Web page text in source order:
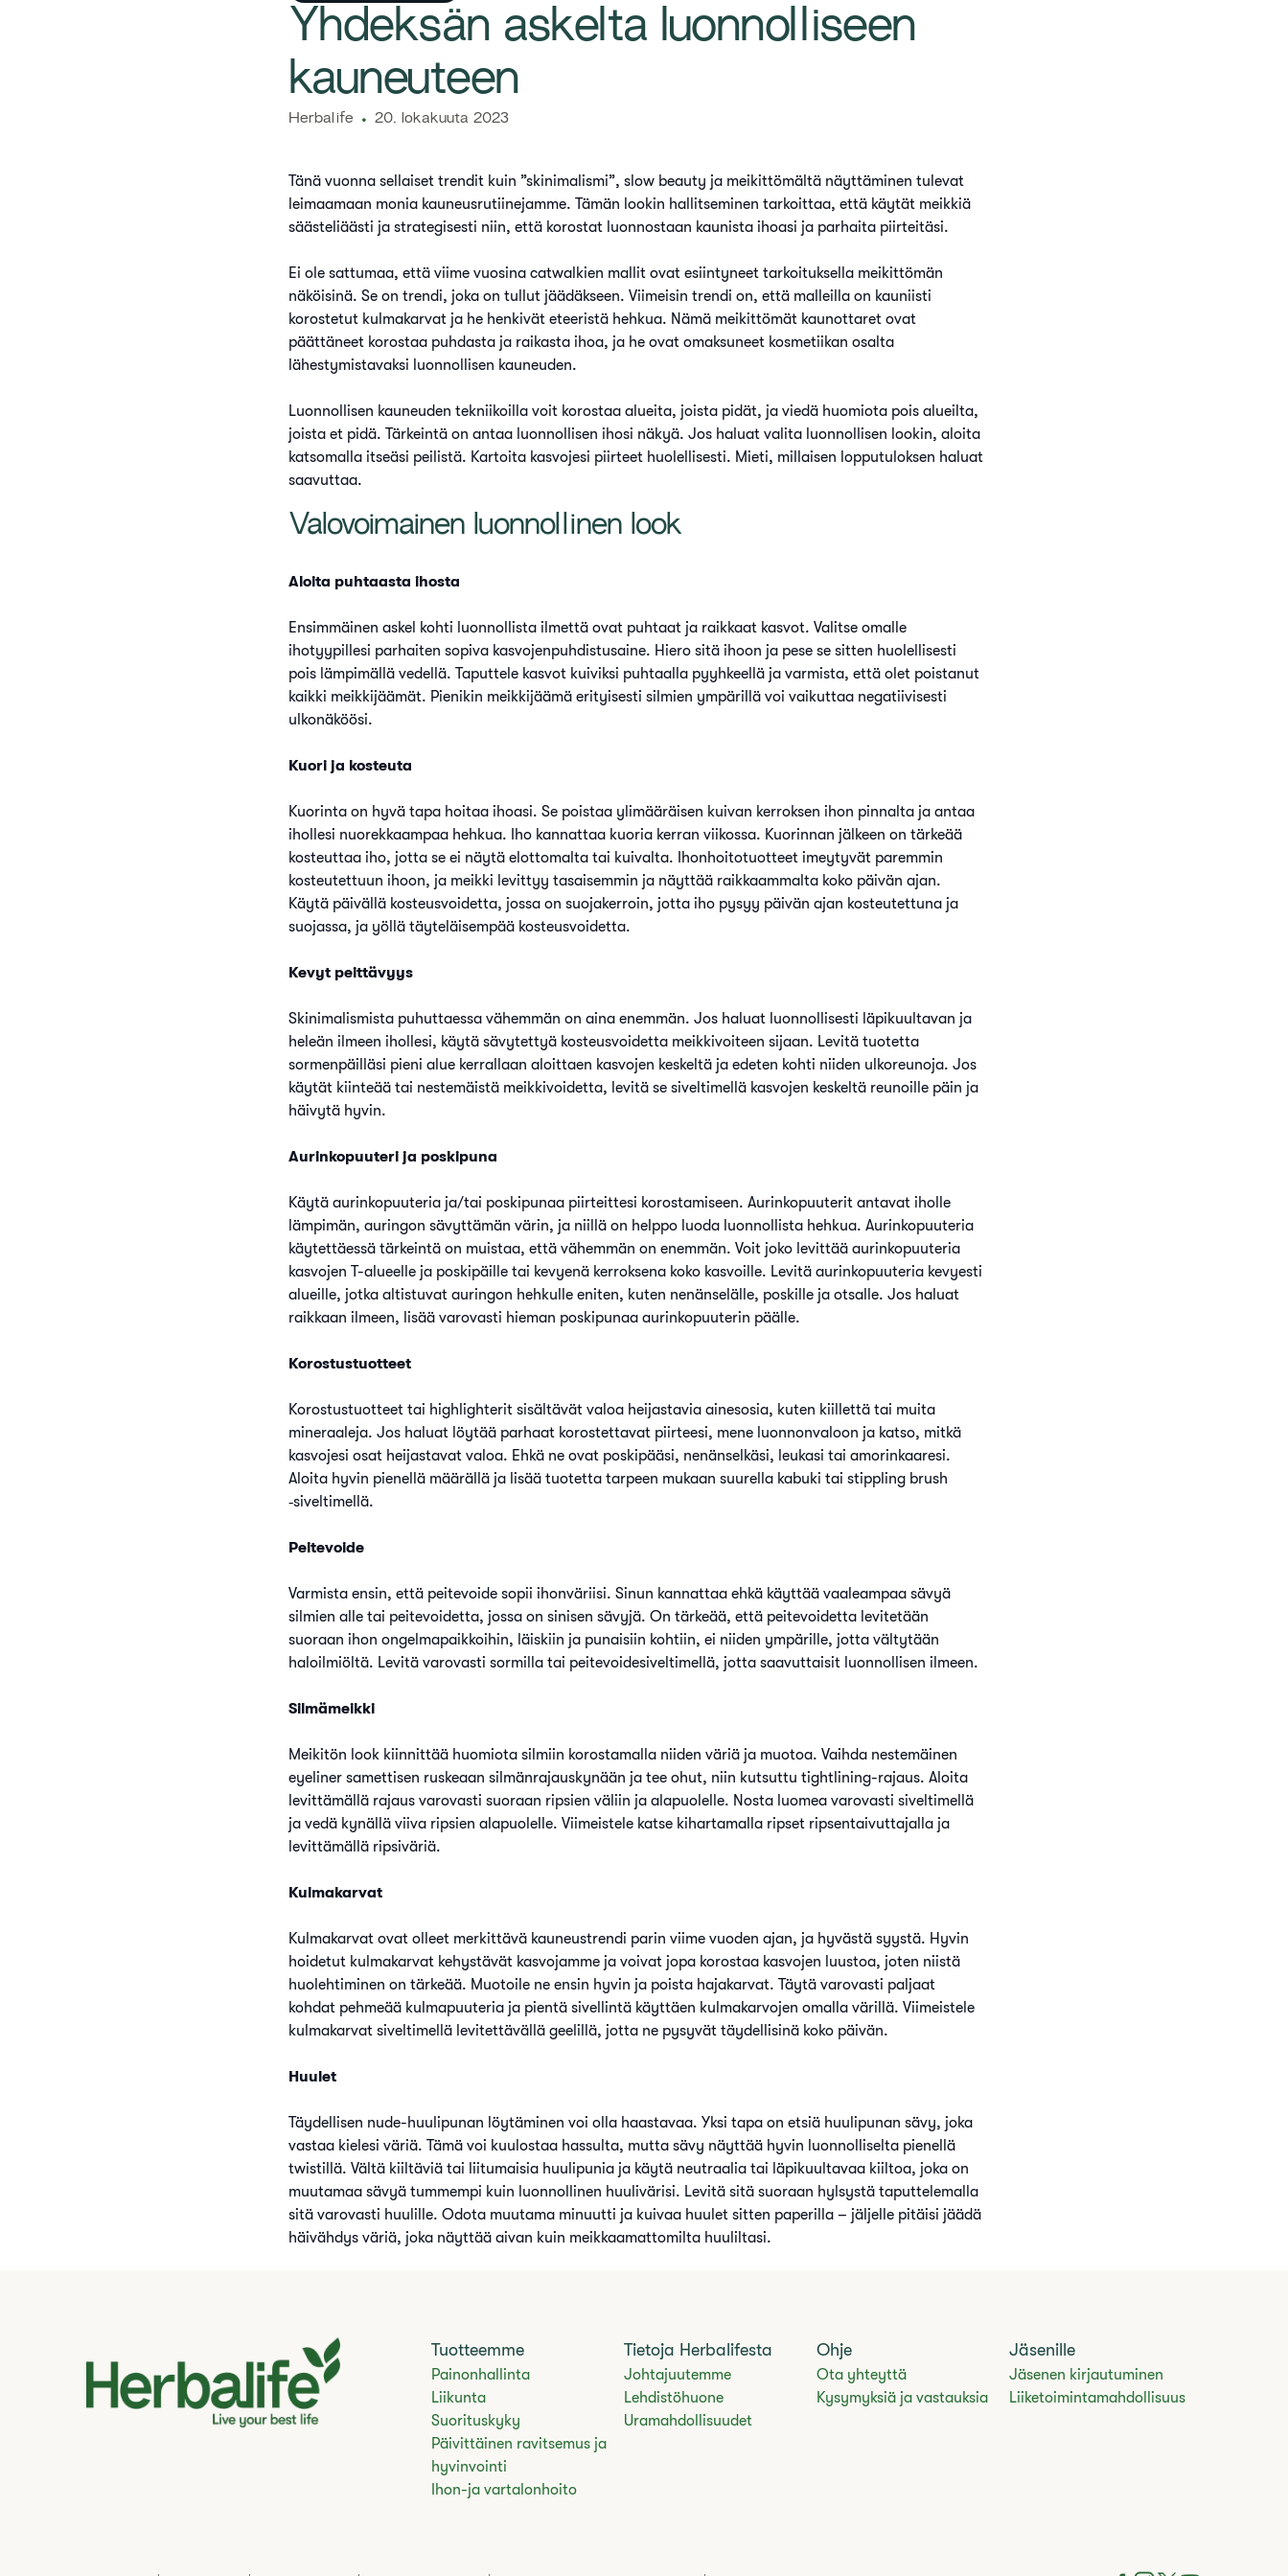
​Yhdeksän askelta luonnolliseen
kauneuteen
Herbalife 20. lokakuuta 2023
Tänä vuonna sellaiset trendit kuin ”skinimalismi”, slow beauty ja meikittömältä näyttäminen tulevat
leimaamaan monia kauneusrutiinejamme. Tämän lookin hallitseminen tarkoittaa, että käytät meikkiä
säästeliäästi ja strategisesti niin, että korostat luonnostaan kaunista ihoasi ja parhaita piirteitäsi.
Ei ole sattumaa, että viime vuosina catwalkien mallit ovat esiintyneet tarkoituksella meikittömän
näköisinä. Se on trendi, joka on tullut jäädäkseen. Viimeisin trendi on, että malleilla on kauniisti
korostetut kulmakarvat ja he henkivät eteeristä hehkua. Nämä meikittömät kaunottaret ovat
päättäneet korostaa puhdasta ja raikasta ihoa, ja he ovat omaksuneet kosmetiikan osalta
lähestymistavaksi luonnollisen kauneuden.
Luonnollisen kauneuden tekniikoilla voit korostaa alueita, joista pidät, ja viedä huomiota pois alueilta,
joista et pidä. Tärkeintä on antaa luonnollisen ihosi näkyä. Jos haluat valita luonnollisen lookin, aloita
katsomalla itseäsi peilistä. Kartoita kasvojesi piirteet huolellisesti. Mieti, millaisen lopputuloksen haluat
saavuttaa.
Valovoimainen luonnollinen look
Aloita puhtaasta ihosta
Ensimmäinen askel kohti luonnollista ilmettä ovat puhtaat ja raikkaat kasvot. Valitse omalle
ihotyypillesi parhaiten sopiva kasvojenpuhdistusaine. Hiero sitä ihoon ja pese se sitten huolellisesti
pois lämpimällä vedellä. Taputtele kasvot kuiviksi puhtaalla pyyhkeellä ja varmista, että olet poistanut
kaikki meikkijäämät. Pienikin meikkijäämä erityisesti silmien ympärillä voi vaikuttaa negatiivisesti
ulkonäköösi.
Kuori ja kosteuta
Kuorinta on hyvä tapa hoitaa ihoasi. Se poistaa ylimääräisen kuivan kerroksen ihon pinnalta ja antaa
ihollesi nuorekkaampaa hehkua. Iho kannattaa kuoria kerran viikossa. Kuorinnan jälkeen on tärkeää
kosteuttaa iho, jotta se ei näytä elottomalta tai kuivalta. Ihonhoitotuotteet imeytyvät paremmin
kosteutettuun ihoon, ja meikki levittyy tasaisemmin ja näyttää raikkaammalta koko päivän ajan.
Käytä päivällä kosteusvoidetta, jossa on suojakerroin, jotta iho pysyy päivän ajan kosteutettuna ja
suojassa, ja yöllä täyteläisempää kosteusvoidetta.
Kevyt peittävyys
Skinimalismista puhuttaessa vähemmän on aina enemmän. Jos haluat luonnollisesti läpikuultavan ja
heleän ilmeen ihollesi, käytä sävytettyä kosteusvoidetta meikkivoiteen sijaan. Levitä tuotetta
sormenpäilläsi pieni alue kerrallaan aloittaen kasvojen keskeltä ja edeten kohti niiden ulkoreunoja. Jos
käytät kiinteää tai nestemäistä meikkivoidetta, levitä se siveltimellä kasvojen keskeltä reunoille päin ja
häivytä hyvin.
Aurinkopuuteri ja poskipuna
Käytä aurinkopuuteria ja/tai poskipunaa piirteittesi korostamiseen. Aurinkopuuterit antavat iholle
lämpimän, auringon sävyttämän värin, ja niillä on helppo luoda luonnollista hehkua. Aurinkopuuteria
käytettäessä tärkeintä on muistaa, että vähemmän on enemmän. Voit joko levittää aurinkopuuteria
kasvojen T-alueelle ja poskipäille tai kevyenä kerroksena koko kasvoille. Levitä aurinkopuuteria kevyesti
alueille, jotka altistuvat auringon hehkulle eniten, kuten nenänselälle, poskille ja otsalle. Jos haluat
raikkaan ilmeen, lisää varovasti hieman poskipunaa aurinkopuuterin päälle.
Korostustuotteet
Korostustuotteet tai highlighterit sisältävät valoa heijastavia ainesosia, kuten kiillettä tai muita
mineraaleja. Jos haluat löytää parhaat korostettavat piirteesi, mene luonnonvaloon ja katso, mitkä
kasvojesi osat heijastavat valoa. Ehkä ne ovat poskipääsi, nenänselkäsi, leukasi tai amorinkaaresi.
Aloita hyvin pienellä määrällä ja lisää tuotetta tarpeen mukaan suurella kabuki tai stippling brush
‑siveltimellä.
Peitevoide
Varmista ensin, että peitevoide sopii ihonväriisi. Sinun kannattaa ehkä käyttää vaaleampaa sävyä
silmien alle tai peitevoidetta, jossa on sinisen sävyjä. On tärkeää, että peitevoidetta levitetään
suoraan ihon ongelmapaikkoihin, läiskiin ja punaisiin kohtiin, ei niiden ympärille, jotta vältytään
haloilmiöltä. Levitä varovasti sormilla tai peitevoidesiveltimellä, jotta saavuttaisit luonnollisen ilmeen.
Silmämeikki
Meikitön look kiinnittää huomiota silmiin korostamalla niiden väriä ja muotoa. Vaihda nestemäinen
eyeliner samettisen ruskeaan silmänrajauskynään ja tee ohut, niin kutsuttu tightlining-rajaus. Aloita
levittämällä rajaus varovasti suoraan ripsien väliin ja alapuolelle. Nosta luomea varovasti siveltimellä
ja vedä kynällä viiva ripsien alapuolelle. Viimeistele katse kihartamalla ripset ripsentaivuttajalla ja
levittämällä ripsiväriä.
Kulmakarvat
Kulmakarvat ovat olleet merkittävä kauneustrendi parin viime vuoden ajan, ja hyvästä syystä. Hyvin
hoidetut kulmakarvat kehystävät kasvojamme ja voivat jopa korostaa kasvojen luustoa, joten niistä
huolehtiminen on tärkeää. Muotoile ne ensin hyvin ja poista hajakarvat. Täytä varovasti paljaat
kohdat pehmeää kulmapuuteria ja pientä sivellintä käyttäen kulmakarvojen omalla värillä. Viimeistele
kulmakarvat siveltimellä levitettävällä geelillä, jotta ne pysyvät täydellisinä koko päivän.
Huulet
Täydellisen nude-huulipunan löytäminen voi olla haastavaa. Yksi tapa on etsiä huulipunan sävy, joka
vastaa kielesi väriä. Tämä voi kuulostaa hassulta, mutta sävy näyttää hyvin luonnolliselta pienellä
twistillä. Vältä kiiltäviä tai liitumaisia huulipunia ja käytä neutraalia tai läpikuultavaa kiiltoa, joka on
muutamaa sävyä tummempi kuin luonnollinen huulivärisi. Levitä sitä suoraan hylsystä taputtelemalla
sitä varovasti huulille. Odota muutama minuutti ja kuivaa huulet sitten paperilla – jäljelle pitäisi jäädä
häivähdys väriä, joka näyttää aivan kuin meikkaamattomilta huuliltasi.
Tuotteemme
Painonhallinta
Liikunta
Suorituskyky
Päivittäinen ravitsemus ja
hyvinvointi
Ihon-ja vartalonhoito
Tietoja Herbalifesta
Johtajuutemme
Lehdistöhuone
Uramahdollisuudet
Ohje
Ota yhteyttä
Kysymyksiä ja vastauksia
Jäsenille
Jäsenen kirjautuminen
Liiketoimintamahdollisuus